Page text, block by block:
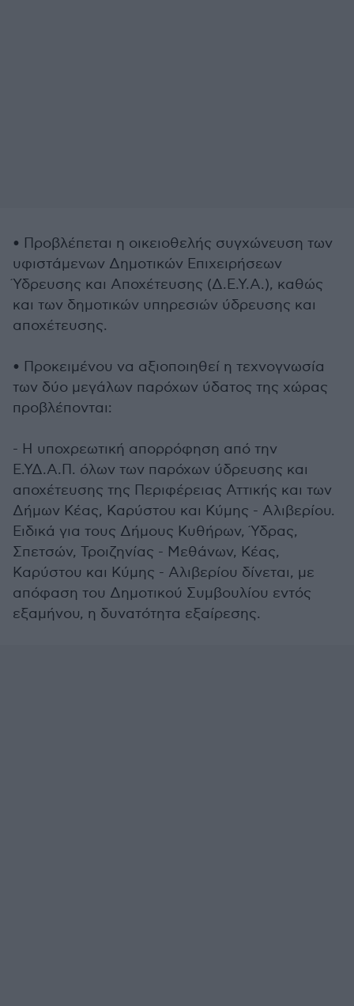
• Προβλέπεται η οικειοθελής συγχώνευση των
υφιστάμενων Δημοτικών Επιχειρήσεων
Ύδρευσης και Αποχέτευσης (Δ.Ε.Υ.Α.), καθώς
και των δημοτικών υπηρεσιών ύδρευσης και
αποχέτευσης.
• Προκειμένου να αξιοποιηθεί η τεχνογνωσία
των δύο μεγάλων παρόχων ύδατος της χώρας
προβλέπονται:
- Η υποχρεωτική απορρόφηση από την
Ε.ΥΔ.Α.Π. όλων των παρόχων ύδρευσης και
αποχέτευσης της Περιφέρειας Αττικής και των
Δήμων Κέας, Καρύστου και Κύμης - Αλιβερίου.
Ειδικά για τους Δήμους Κυθήρων, Ύδρας,
Σπετσών, Τροιζηνίας - Μεθάνων, Κέας,
Καρύστου και Κύμης - Αλιβερίου δίνεται, με
απόφαση του Δημοτικού Συμβουλίου εντός
εξαμήνου, η δυνατότητα εξαίρεσης.